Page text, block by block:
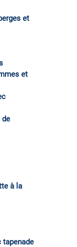
et
et
de
à la
tapenade